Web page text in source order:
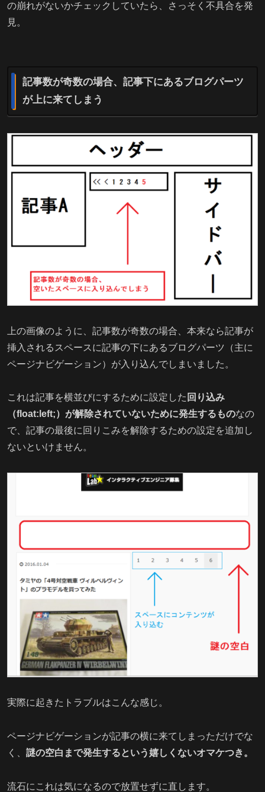
の崩れがないかチェックしていたら、さっそく不具合を発
見。
記事数が奇数の場合、記事下にあるブログパーツ
が上に来てしまう
上の画像のように、記事数が奇数の場合、本来なら記事が
挿入されるスペースに記事の下にあるブログパーツ（主に
ページナビゲーション）が入り込んでしまいました。
これは記事を横並びにするために設定した 回り込み
（float:left;）が解除されていないために発生するものなの
で、記事の最後に回りこみを解除するための設定を追加し
ないといけません。
実際に起きたトラブルはこんな感じ。
ページナビゲーションが記事の横に来てしまっただけでな
く、 謎の空白まで発生するという嬉しくないオマケつき。
流石にこれは気になるので放置せずに直します。